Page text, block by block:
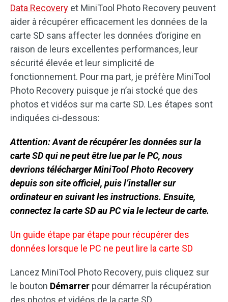
Data Recovery et MiniTool Photo Recovery peuvent
aider à récupérer efficacement les données de la
carte SD sans affecter les données d’origine en
raison de leurs excellentes performances, leur
sécurité élevée et leur simplicité de
fonctionnement. Pour ma part, je préfère MiniTool
Photo Recovery puisque je n’ai stocké que des
photos et vidéos sur ma carte SD. Les étapes sont
indiquées ci-dessous:
Attention: Avant de récupérer les données sur la
carte SD qui ne peut être lue par le PC, nous
devrions télécharger MiniTool Photo Recovery
depuis son site officiel, puis l’installer sur
ordinateur en suivant les instructions. Ensuite,
connectez la carte SD au PC via le lecteur de carte.
Un guide étape par étape pour récupérer des
données lorsque le PC ne peut lire la carte SD
Lancez MiniTool Photo Recovery, puis cliquez sur
le bouton Démarrer pour démarrer la récupération
des photos et vidéos de la carte SD.